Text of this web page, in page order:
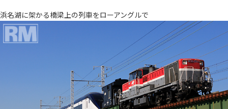
浜名湖に架かる橋梁上の列車をローアングルで